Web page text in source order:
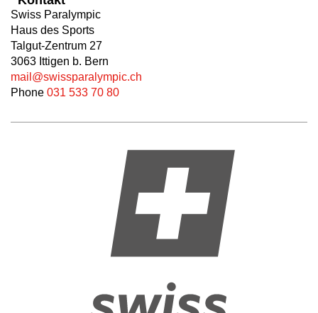
Swiss Paralympic
Haus des Sports
Talgut-Zentrum 27
3063 Ittigen b. Bern
mail@swissparalympic.ch
Phone 031 533 70 80